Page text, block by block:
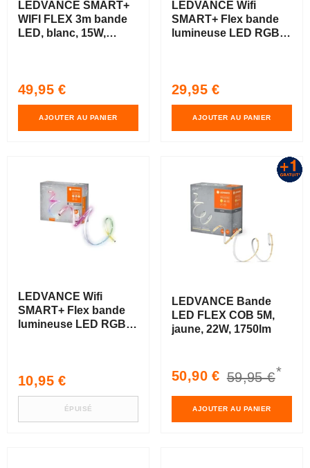
LEDVANCE SMART+
WIFI FLEX 3m bande
LED, blanc, 15W,
Prix
habituel
49,95 €
AJOUTER AU PANIER
LEDVANCE Wifi
SMART+ Flex bande
lumineuse LED RGBW
Prix
habituel
29,95 €
AJOUTER AU PANIER
LEDVANCE Wifi
SMART+ Flex bande
lumineuse LED RGBW
Prix
habituel
10,95 €
ÉPUISÉ
LEDVANCE Bande
LED FLEX COB 5M,
jaune, 22W, 1750lm
Prix
soldé
50,90 € Prix
habituel
59,95 €*
AJOUTER AU PANIER